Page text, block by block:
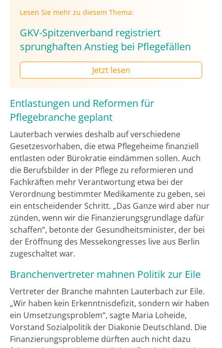
Lesen Sie mehr zu diesem Thema:
GKV-Spitzenverband registriert
sprunghaften Anstieg bei Pflegefällen
Jetzt lesen
Entlastungen und Reformen für
Pflegebranche geplant
Lauterbach verwies deshalb auf verschiedene
Gesetzesvorhaben, die etwa Pflegeheime finanziell
entlasten oder Bürokratie eindämmen sollen. Auch
die Berufsbilder in der Pflege zu reformieren und
Fachkräften mehr Verantwortung etwa bei der
Verordnung bestimmter Medikamente zu geben, sei
ein entscheidender Schritt. „Das Ganze wird aber nur
zünden, wenn wir die Finanzierungsgrundlage dafür
schaffen“, betonte der Gesundheitsminister, der bei
der Eröffnung des Messekongresses live aus Berlin
zugeschaltet war.
Branchenvertreter mahnen Politik zur Eile
Vertreter der Branche mahnten Lauterbach zur Eile.
„Wir haben kein Erkenntnisdefizit, sondern wir haben
ein Umsetzungsproblem“, sagte Maria Loheide,
Vorstand Sozialpolitik der Diakonie Deutschland. Die
Finanzierungsprobleme dürften auch nicht dazu